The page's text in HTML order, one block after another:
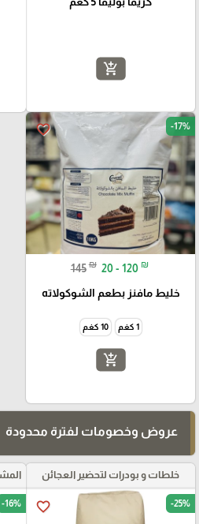
add_shopping_cart
favorite_border -17%
145 ₪ 20 - 120 ₪
خليط مافنز بطعم الشوكولاته
1 كغم 10 كغم
add_shopping_cart
عروض وخصومات لفترة محدودة
خلطات و بودرات لتحضير العجائن
favorite_border -25%
-16%